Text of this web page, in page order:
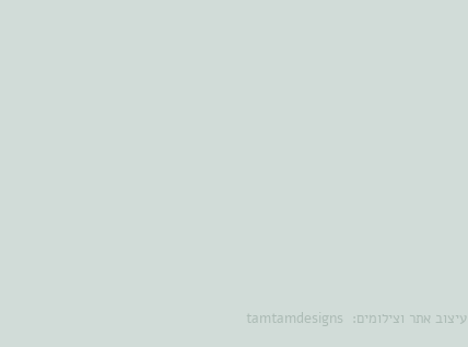
עיצוב אתר וצילומים: tamtamdesigns